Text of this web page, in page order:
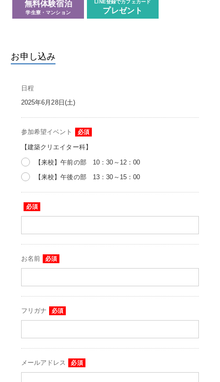
無料体験宿泊
学生寮・マンション
LINE登録でカフェカード
プレゼント
お申し込み
日程
2025年6月28日(土)
参加希望イベント 必須
【建築クリエイター科】
【来校】午前の部 10：30～12：00
【来校】午後の部 13：30～15：00
必須
お名前 必須
フリガナ 必須
メールアドレス 必須